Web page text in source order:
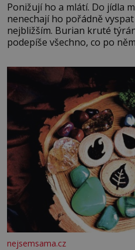
Ponižují ho a mlátí. Do jídla
nenechají ho pořádně
nejbližším. Burian kruté
podepíše všechno, co po
fyzický ani psychický nátlak.
chce být knězem a
nejsemsama.cz